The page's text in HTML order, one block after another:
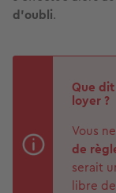
d’oubli.
Que
loyer ?
Vous
de
serait
libre